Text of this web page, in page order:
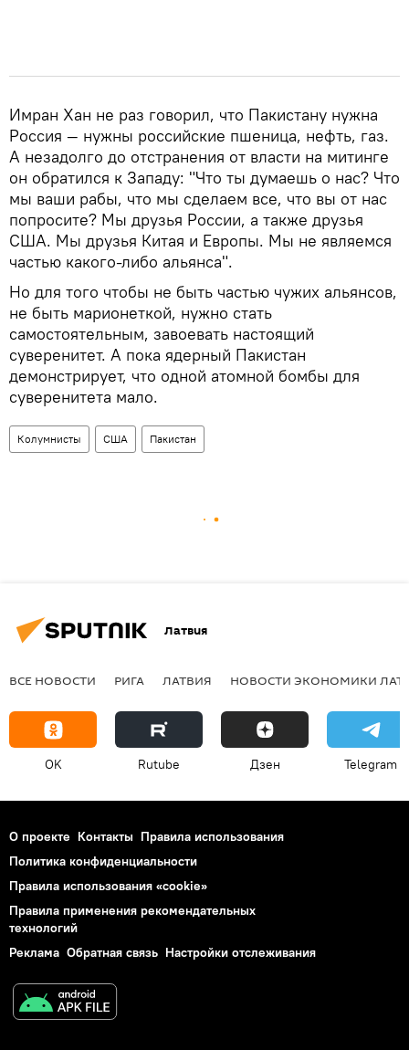
Имран Хан не раз говорил, что Пакистану нужна
Россия — нужны российские пшеница, нефть, газ.
А незадолго до отстранения от власти на митинге
он обратился к Западу: "Что ты думаешь о нас? Что
мы ваши рабы, что мы сделаем все, что вы от нас
попросите? Мы друзья России, а также друзья
США. Мы друзья Китая и Европы. Мы не являемся
частью какого-либо альянса".
Но для того чтобы не быть частью чужих альянсов,
не быть марионеткой, нужно стать
самостоятельным, завоевать настоящий
суверенитет. А пока ядерный Пакистан
демонстрирует, что одной атомной бомбы для
суверенитета мало.
Колумнисты США Пакистан
Латвия
ВСЕ НОВОСТИ РИГА ЛАТВИЯ НОВОСТИ ЭКОНОМИКИ
OK Rutube Дзен Telegram
О проекте Контакты Правила использования
Политика конфиденциальности
Правила использования «cookie»
Правила применения рекомендательных
технологий
Реклама Обратная связь Настройки отслеживания